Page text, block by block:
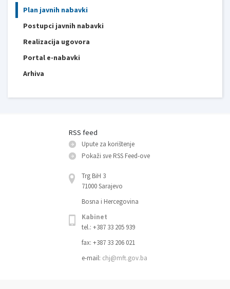
Plan javnih nabavki
Postupci javnih nabavki
Realizacija ugovora
Portal e-nabavki
Arhiva
RSS feed
Upute za korištenje
Pokaži sve RSS Feed-оve
Trg BiH 3
71000 Sarajevo
Bosna i Hercegovina
Kabinet
tel.: +387 33 205 939
fax: +387 33 206 021
e-mail: chj@mft.gov.ba